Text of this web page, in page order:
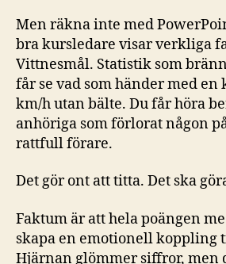
Men räkna inte med
bra kursledare visar verkliga
Vittnesmål. Statistik som
får se vad som händer med en
km/h utan bälte. Du får höra
anhöriga som förlorat någon
rattfull förare.
Det gör ont att titta. Det ska
Faktum är att hela poängen
skapa en emotionell koppling
Hjärnan glömmer siffror, men